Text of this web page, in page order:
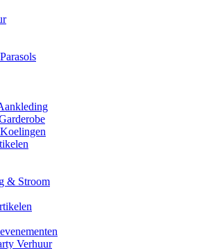
& Stroom
Verhuur